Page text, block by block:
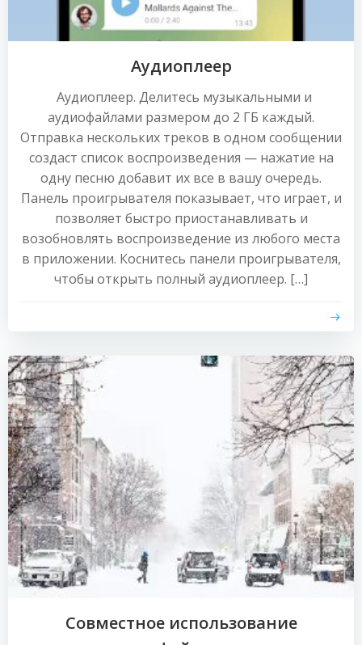
Аудиоплеер
Аудиоплеер. Делитесь музыкальными и
аудиофайлами размером до 2 ГБ каждый.
Отправка нескольких треков в одном сообщении
создаст список воспроизведения — нажатие на
одну песню добавит их все в вашу очередь.
Панель проигрывателя показывает, что играет, и
позволяет быстро приостанавливать и
возобновлять воспроизведение из любого места
в приложении. Коснитесь панели проигрывателя,
чтобы открыть полный аудиоплеер. […]
Совместное использование